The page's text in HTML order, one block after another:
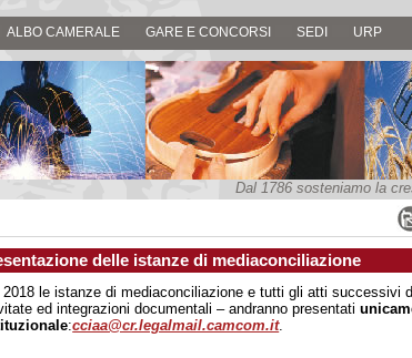
ALBO CAMERALE GARE E CONCORSI SEDI URP
Dal 1786 sosteniamo la
delle istanze di mediaconciliazione
le istanze di mediaconciliazione e tutti gli atti successivi
ed integrazioni documentali – andranno presentati
:cciaa@cr.legalmail.camcom.it.